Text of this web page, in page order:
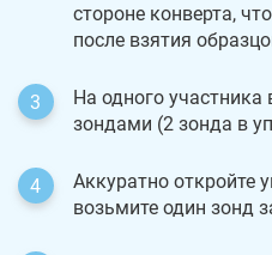
стороне конверта,
после взятия
На одного участника
зондами (2 зонда в
Аккуратно откройте
возьмите один зонд